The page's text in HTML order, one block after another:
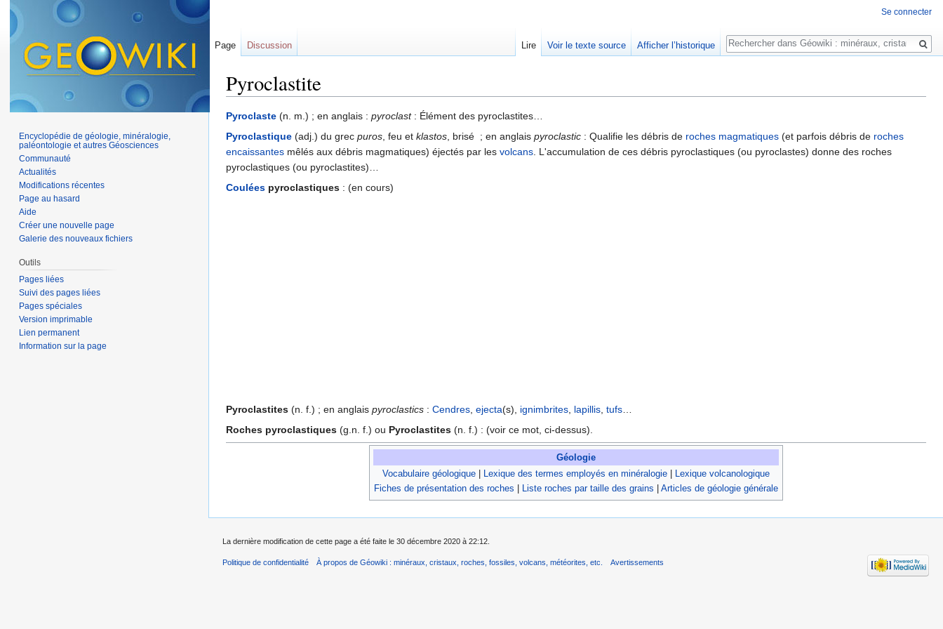
Pyroclastite
Pyroclaste (n. m.) ; en anglais : pyroclast: Élément des pyroclastites…
Pyroclastique (adj.) du grec puros, feu et klastos, brisé ; en anglais pyroclastic : Qualifie les débris de roches magmatiques (et parfois débris de roches
encaissantes mêlés aux débris magmatiques) éjectés par les volcans. L'accumulation de ces débris pyroclastiques (ou pyroclastes) donne des roches
pyroclastiques (ou pyroclastites)…
Coulées pyroclastiques : (en cours)
Pyroclastites (n. f.) ; en anglais pyroclastics : Cendres, ejecta(s), ignimbrites, lapillis, tufs…
Roches pyroclastiques (g.n. f.) ou Pyroclastites (n. f.) : (voir ce mot, ci-dessus).
Géologie
Vocabulaire géologique
Lexique des termes employés en minéralogie
Lexique volcanologique
Fiches de présentation des roches
Liste roches par taille des grains Articles de géologie générale
Se connecter
Page Discussion Lire Voir le texte source Afficher l’historique
Rechercher
Encyclopédie de géologie, minéralogie,
paléontologie et autres Géosciences
Communauté
Actualités
Modifications récentes
Page au hasard
Aide
Créer une nouvelle page
Galerie des nouveaux fichiers
Outils
Pages liées
Suivi des pages liées
Pages spéciales
Version imprimable
Lien permanent
Information sur la page
La dernière modification de cette page a été faite le 30 décembre 2020 à 22:12.
Politique de confidentialité À propos de Géowiki : minéraux, cristaux, roches, fossiles, volcans, météorites, etc. Avertissements